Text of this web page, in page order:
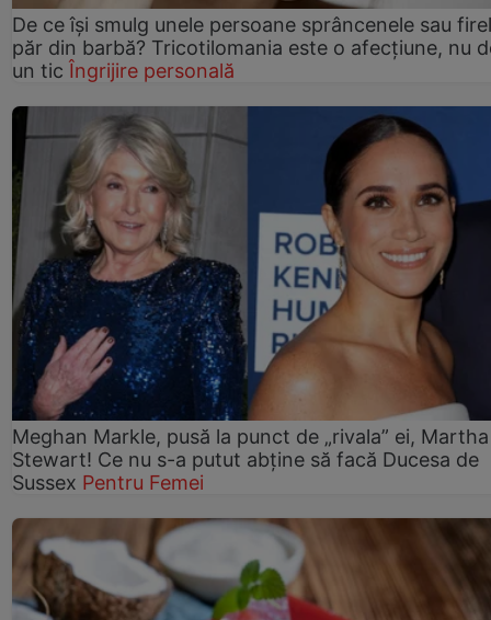
De ce își smulg unele persoane sprâncenele sau
păr din barbă? Tricotilomania este o afecțiune, nu
un tic Îngrijire personală
Meghan Markle, pusă la punct de „rivala” ei, Martha
Stewart! Ce nu s-a putut abține să facă Ducesa de
Sussex Pentru Femei